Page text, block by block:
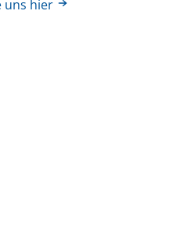
uns hier